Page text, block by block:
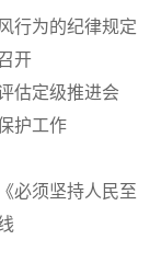
行为的纪律规定
开
估定级推进会
护工作
必须坚持人民至